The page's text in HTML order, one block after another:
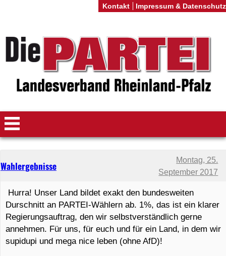
Wahlergebnisse
Montag, 25.
September 2017
Hurra! Unser Land bildet exakt den bundesweiten
Durschnitt an PARTEI-Wählern ab. 1%, das ist ein klarer
Regierungsauftrag, den wir selbstverständlich gerne
annehmen. Für uns, für euch und für ein Land, in dem wir
supidupi und mega nice leben (ohne AfD)!
Kontakt Impressum & Datenschutz